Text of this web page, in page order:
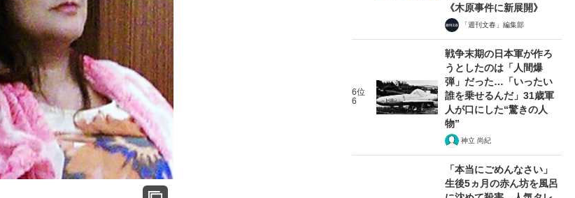
《木原事件に新展開》
「週刊文春」編集部
6位
6
戦争末期の日本軍が作ろ
うとしたのは「人間爆
弾」だった…「いったい
誰を乗せるんだ」31歳軍
人が口にした“驚きの人
物”
神立 尚紀
「本当にごめんなさい」
生後5ヵ月の赤ん坊を風呂